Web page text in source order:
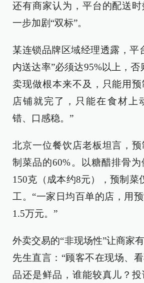
还有商家认为，平台的配送
一步加剧“双标”。
某连锁品牌区域经理透露，平
内送达率”必须达95%以上，否
卖现做根本来不及，只能用
店铺就完了，只能在食材上
错、口感稳。”
北京一位餐饮店老板坦言，
制菜品的60%。以糖醋排骨
150克（成本约8元），预制菜
工。“一家日均百单的店，用
1.5万元。”
外卖交易的“非现场性”让商家
先生直言：“顾客不在现场、
品还是鲜品，谁能较真儿？投